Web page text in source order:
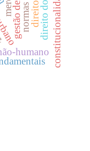
humano constitucionalidade